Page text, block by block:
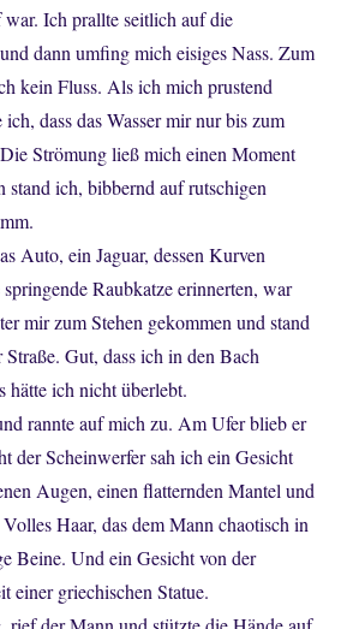
Ich prallte seitlich auf die
dann umfing mich eisiges Nass. Zum
kein Fluss. Als ich mich prustend
dass das Wasser mir nur bis zum
Strömung ließ mich einen Moment
stand ich, bibbernd auf rutschigen
Auto, ein Jaguar, dessen Kurven
Raubkatze erinnerten, war
mir zum Stehen gekommen und stand
Gut, dass ich in den Bach
hätte ich nicht überlebt.
rannte auf mich zu. Am Ufer blieb er
der Scheinwerfer sah ich ein Gesicht
Augen, einen flatternden Mantel und
Haar, das dem Mann chaotisch in
Beine. Und ein Gesicht von der
einer griechischen Statue.